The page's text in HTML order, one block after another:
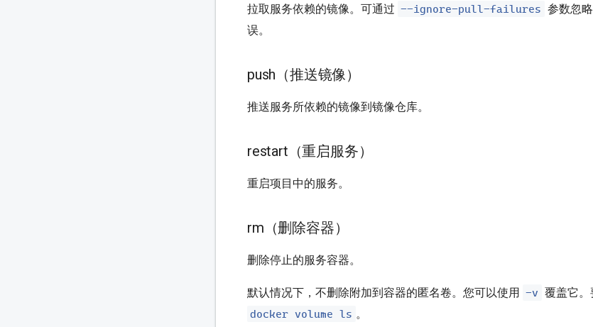
拉取服务依赖的镜像。可通过 --ignore-pull-failures 参数忽
误。
push（推送镜像）
推送服务所依赖的镜像到镜像仓库。
restart（重启服务）
重启项目中的服务。
rm（删除容器）
删除停止的服务容器。
默认情况下，不删除附加到容器的匿名卷。您可以使用 -v 覆盖它
docker volume ls 。